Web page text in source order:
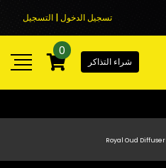
تسجيل الدخول | التسجيل
شراء التذاكر
0
Royal Oud Diffuser